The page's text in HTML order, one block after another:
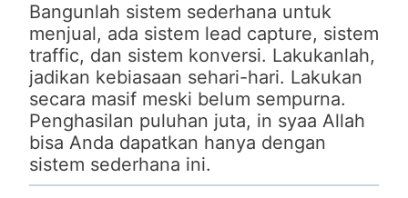
Bangunlah sistem sederhana untuk
menjual, ada sistem lead capture, sistem
traffic, dan sistem konversi. Lakukanlah,
jadikan kebiasaan sehari-hari. Lakukan
secara masif meski belum sempurna.
Penghasilan puluhan juta, in syaa Allah
bisa Anda dapatkan hanya dengan
sistem sederhana ini.